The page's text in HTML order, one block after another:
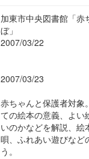
加東市中央図書館「赤
ぼ」
2007/03/22
2007/03/23
赤ちゃんと保護者対象
ての絵本の意義、よい
いのかなどを解説、絵
唄、ふれあい遊びなど
う。